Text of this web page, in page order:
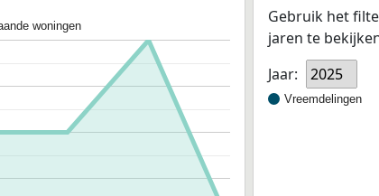
woningen
Gebruik het
jaren te
Jaar:
2025
Vreemdelingen